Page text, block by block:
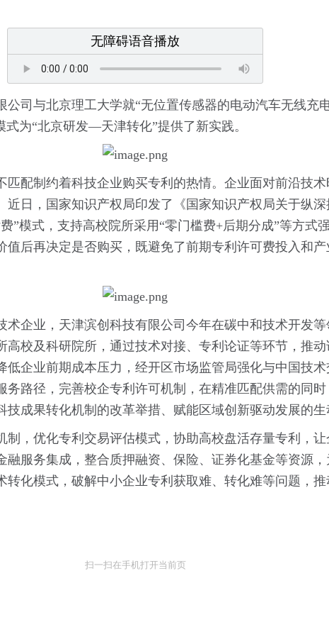
无障碍语音播放
司与北京理工大学就“无位置传感器的电动汽车无线充
为“北京研发—天津转化”提供了新实践。
配制约着科技企业购买专利的热情。企业面对前沿技术
近日，国家知识产权局印发了《国家知识产权局关于纵
”模式，支持高校院所采用“零门槛费+后期分成”等方式
后再决定是否购买，既避免了前期专利许可费投入和
企业，天津滨创科技有限公司今年在碳中和技术开发
校及科研院所，通过技术对接、专利论证等环节，推
企业前期成本压力，经开区市场监管局强化与中国技
路径，完善校企专利许可机制，在精准匹配供需的同时
成果转化机制的改革举措、赋能区域创新驱动发展的生
，优化专利交易评估模式，协助高校盘活存量专利，
服务集成，整合质押融资、保险、证券化基金等资源
化模式，破解中小企业专利获取难、转化难等问题，推
扫一扫在手机打开当前页